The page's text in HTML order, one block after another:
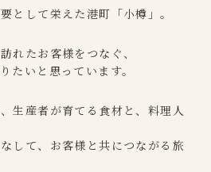
として栄えた港町「小樽」。
れたお客様をつなぐ、
たいと思っています。
生産者が育てる食材と、料理人
して、お客様と共につながる旅